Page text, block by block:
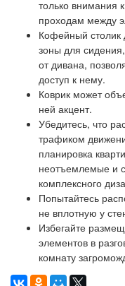
только внимания
проходам между
Кофейный
зоны для
от дивана,
доступ к нему.
Коврик может
ней акцент.
Убедитесь, что
трафиком
планировка
неотъемлемые и
комплексного
Попытайтесь
не вплотную у
Избегайте
элементов в
комнату